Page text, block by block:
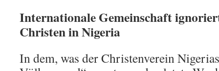
Internationale Gemeinschaft
Christen in Nigeria
In dem, was der Christenverein